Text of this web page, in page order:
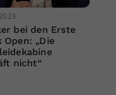
bei den Erste
Open: „Die
nicht“